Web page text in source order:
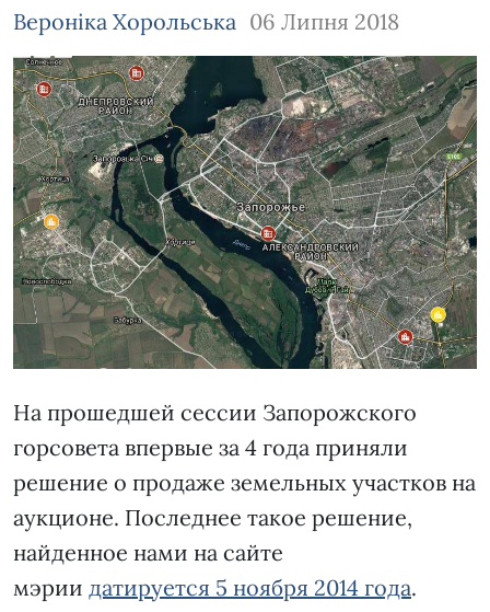
Вероніка Хорольська 06 Липня 2018
Зображення завантажується
На прошедшей сессии Запорожского
горсовета впервые за 4 года приняли
решение о продаже земельных участков на
аукционе. Последнее такое решение,
найденное нами на сайте
мэрии датируется 5 ноября 2014 года.